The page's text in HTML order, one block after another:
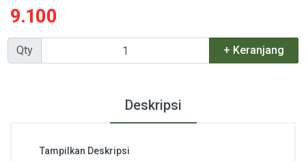
9.100
Qty + Keranjang
Deskripsi
Tampilkan Deskripsi